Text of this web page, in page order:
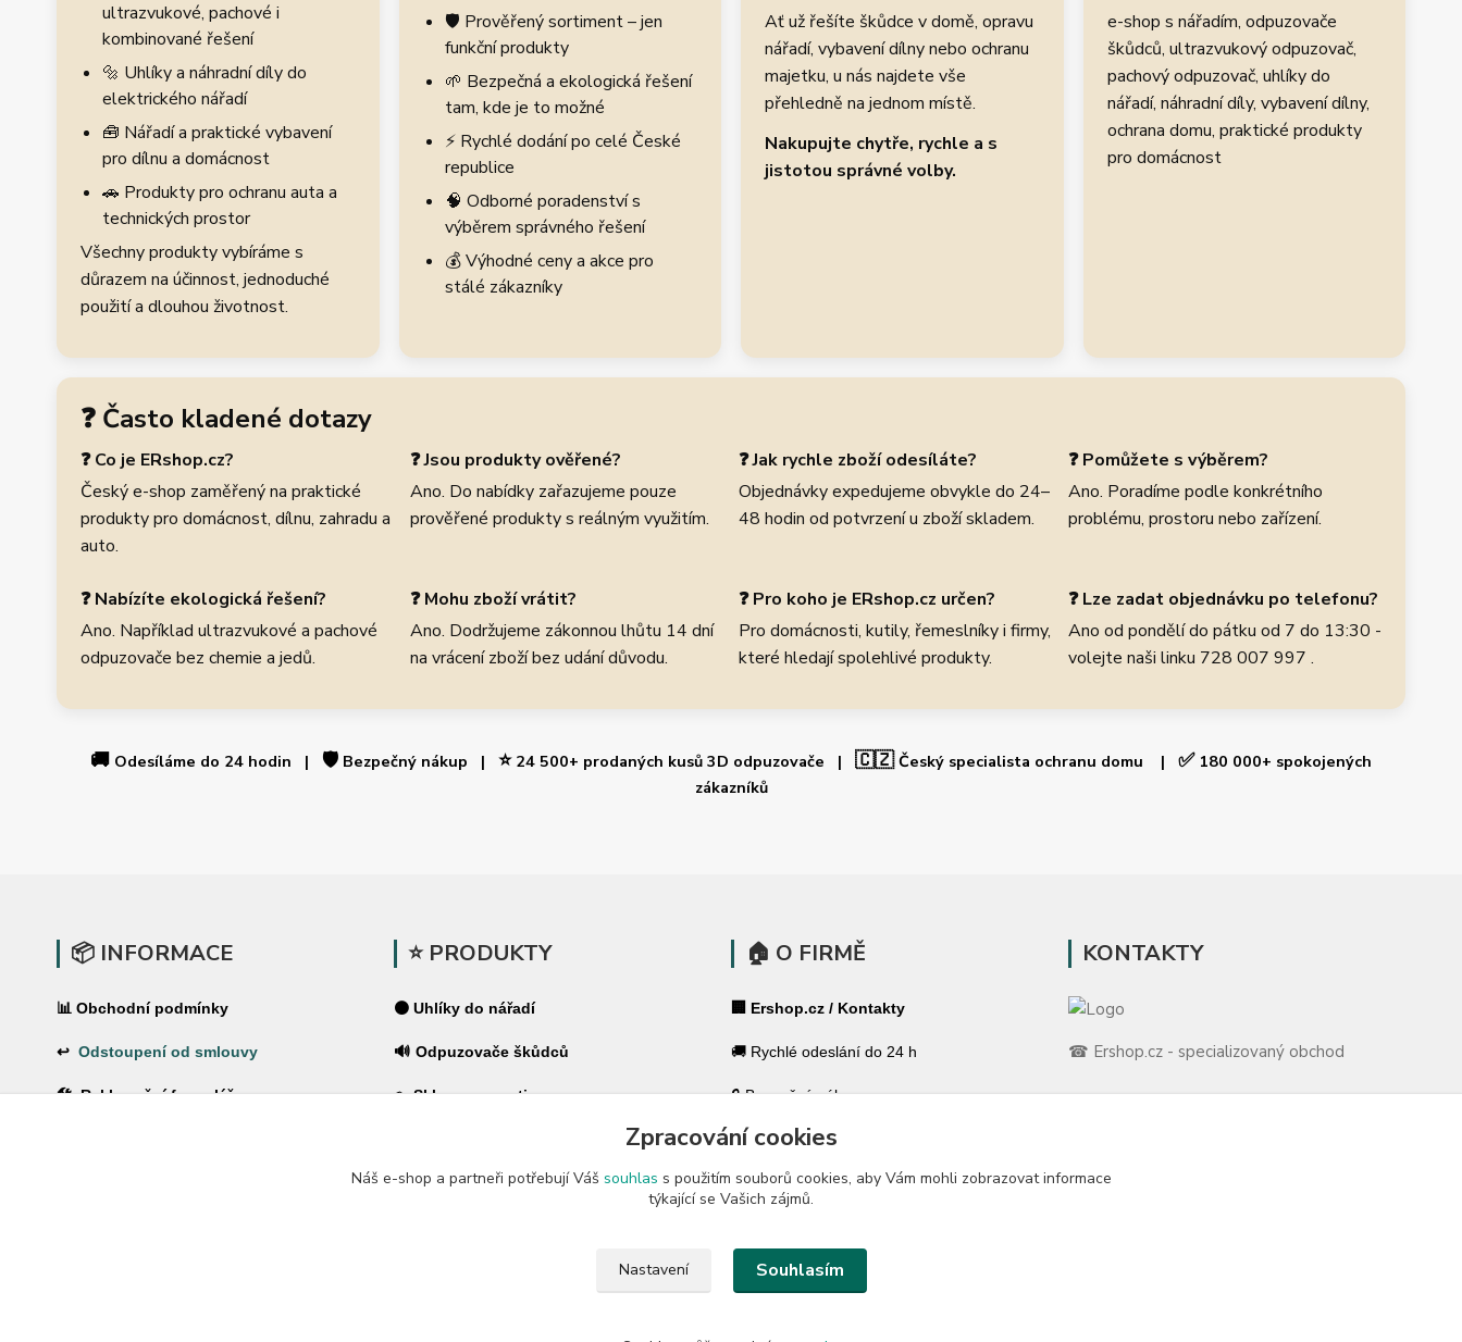
ultrazvukové, pachové i
kombinované řešení
🔩 Uhlíky a náhradní díly do
elektrického nářadí
🧰 Nářadí a praktické vybavení
pro dílnu a domácnost
🚗 Produkty pro ochranu auta a
technických prostor
Všechny produkty vybíráme s
důrazem na účinnost, jednoduché
použití a dlouhou životnost.
🛡️ Prověřený sortiment – jen
funkční produkty
🌱 Bezpečná a ekologická řešení
tam, kde je to možné
⚡ Rychlé dodání po celé České
republice
🧠 Odborné poradenství s
výběrem správného řešení
💰 Výhodné ceny a akce pro
stálé zákazníky
Ať už řešíte škůdce v domě, opravu
nářadí, vybavení dílny nebo ochranu
majetku, u nás najdete vše
přehledně na jednom místě.
Nakupujte chytře, rychle a s
jistotou správné volby.
e-shop s nářadím, odpuzovače
škůdců, ultrazvukový odpuzovač,
pachový odpuzovač, uhlíky do
nářadí, náhradní díly, vybavení dílny,
ochrana domu, praktické produkty
pro domácnost
❓ Často kladené dotazy
❓ Co je ERshop.cz?
Český e-shop zaměřený na praktické
produkty pro domácnost, dílnu, zahradu a
auto.
❓ Jsou produkty ověřené?
Ano. Do nabídky zařazujeme pouze
prověřené produkty s reálným využitím.
❓ Jak rychle zboží odesíláte?
Objednávky expedujeme obvykle do 24–
48 hodin od potvrzení u zboží skladem.
❓ Pomůžete s výběrem?
Ano. Poradíme podle konkrétního
problému, prostoru nebo zařízení.
❓ Nabízíte ekologická řešení?
Ano. Například ultrazvukové a pachové
odpuzovače bez chemie a jedů.
❓ Mohu zboží vrátit?
Ano. Dodržujeme zákonnou lhůtu 14 dní
na vrácení zboží bez udání důvodu.
❓ Pro koho je ERshop.cz určen?
Pro domácnosti, kutily, řemeslníky i firmy,
které hledají spolehlivé produkty.
❓ Lze zadat objednávku po telefonu?
Ano od pondělí do pátku od 7 do 13:30 -
volejte naši linku 728 007 997 .
🚚 Odesíláme do 24 hodin | 🛡️ Bezpečný nákup | ⭐24 500+ prodaných kusů 3D odpuzovače | 🇨🇿Český specialista ochranu domu | ✅180 000+ spokojených
zákazníků
📦 INFORMACE
📊 Obchodní podmínky
↩ Odstoupení od smlouvy
🛠 Reklamační formulář
⭐ PRODUKTY
⚫ Uhlíky do nářadí
🔊 Odpuzovače škůdců
🪤 Sklopce a pasti
⚡ Elektrické ohradníky
🏠 O FIRMĚ
🏢 Ershop.cz / Kontakty
🚚 Rychlé odeslání do 24 h
🔒 Bezpečný nákup
⭐ 180 000+ spokojených zákazníků
🇨🇿 Český specialista pro váš dům
KONTAKTY
☎ Ershop.cz - specializovaný obchod
Zpracování cookies
Náš e-shop a partneři potřebují Váš souhlas s použitím souborů cookies, aby Vám mohli zobrazovat informace
týkající se Vašich zájmů.
Nastavení Souhlasím